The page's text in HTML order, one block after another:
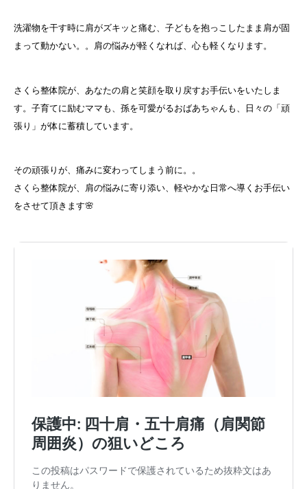
洗濯物を干す時に肩がズキッと痛む、子どもを抱っこしたまま肩が固
まって動かない。。肩の悩みが軽くなれば、心も軽くなります。
さくら整体院が、あなたの肩と笑顔を取り戻すお手伝いをいたしま
す。子育てに励むママも、孫を可愛がるおばあちゃんも、日々の「頑
張り」が体に蓄積しています。
その頑張りが、痛みに変わってしまう前に。。
さくら整体院が、肩の悩みに寄り添い、軽やかな日常へ導くお手伝い
をさせて頂きます🌸